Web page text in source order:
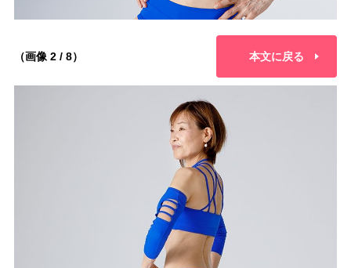
（画像 2 / 8） 本文に戻る